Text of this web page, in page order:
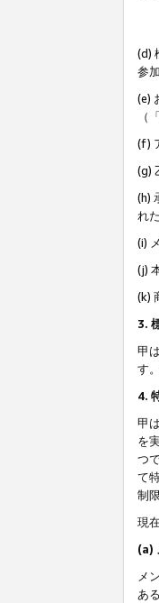
(d)
参
(e)
（「
(f)
(g)
(h)
れ
(i)
(j)
(k)
3.
甲
す
4.
甲
を
つ
て
制
現
(a)
メ
あ